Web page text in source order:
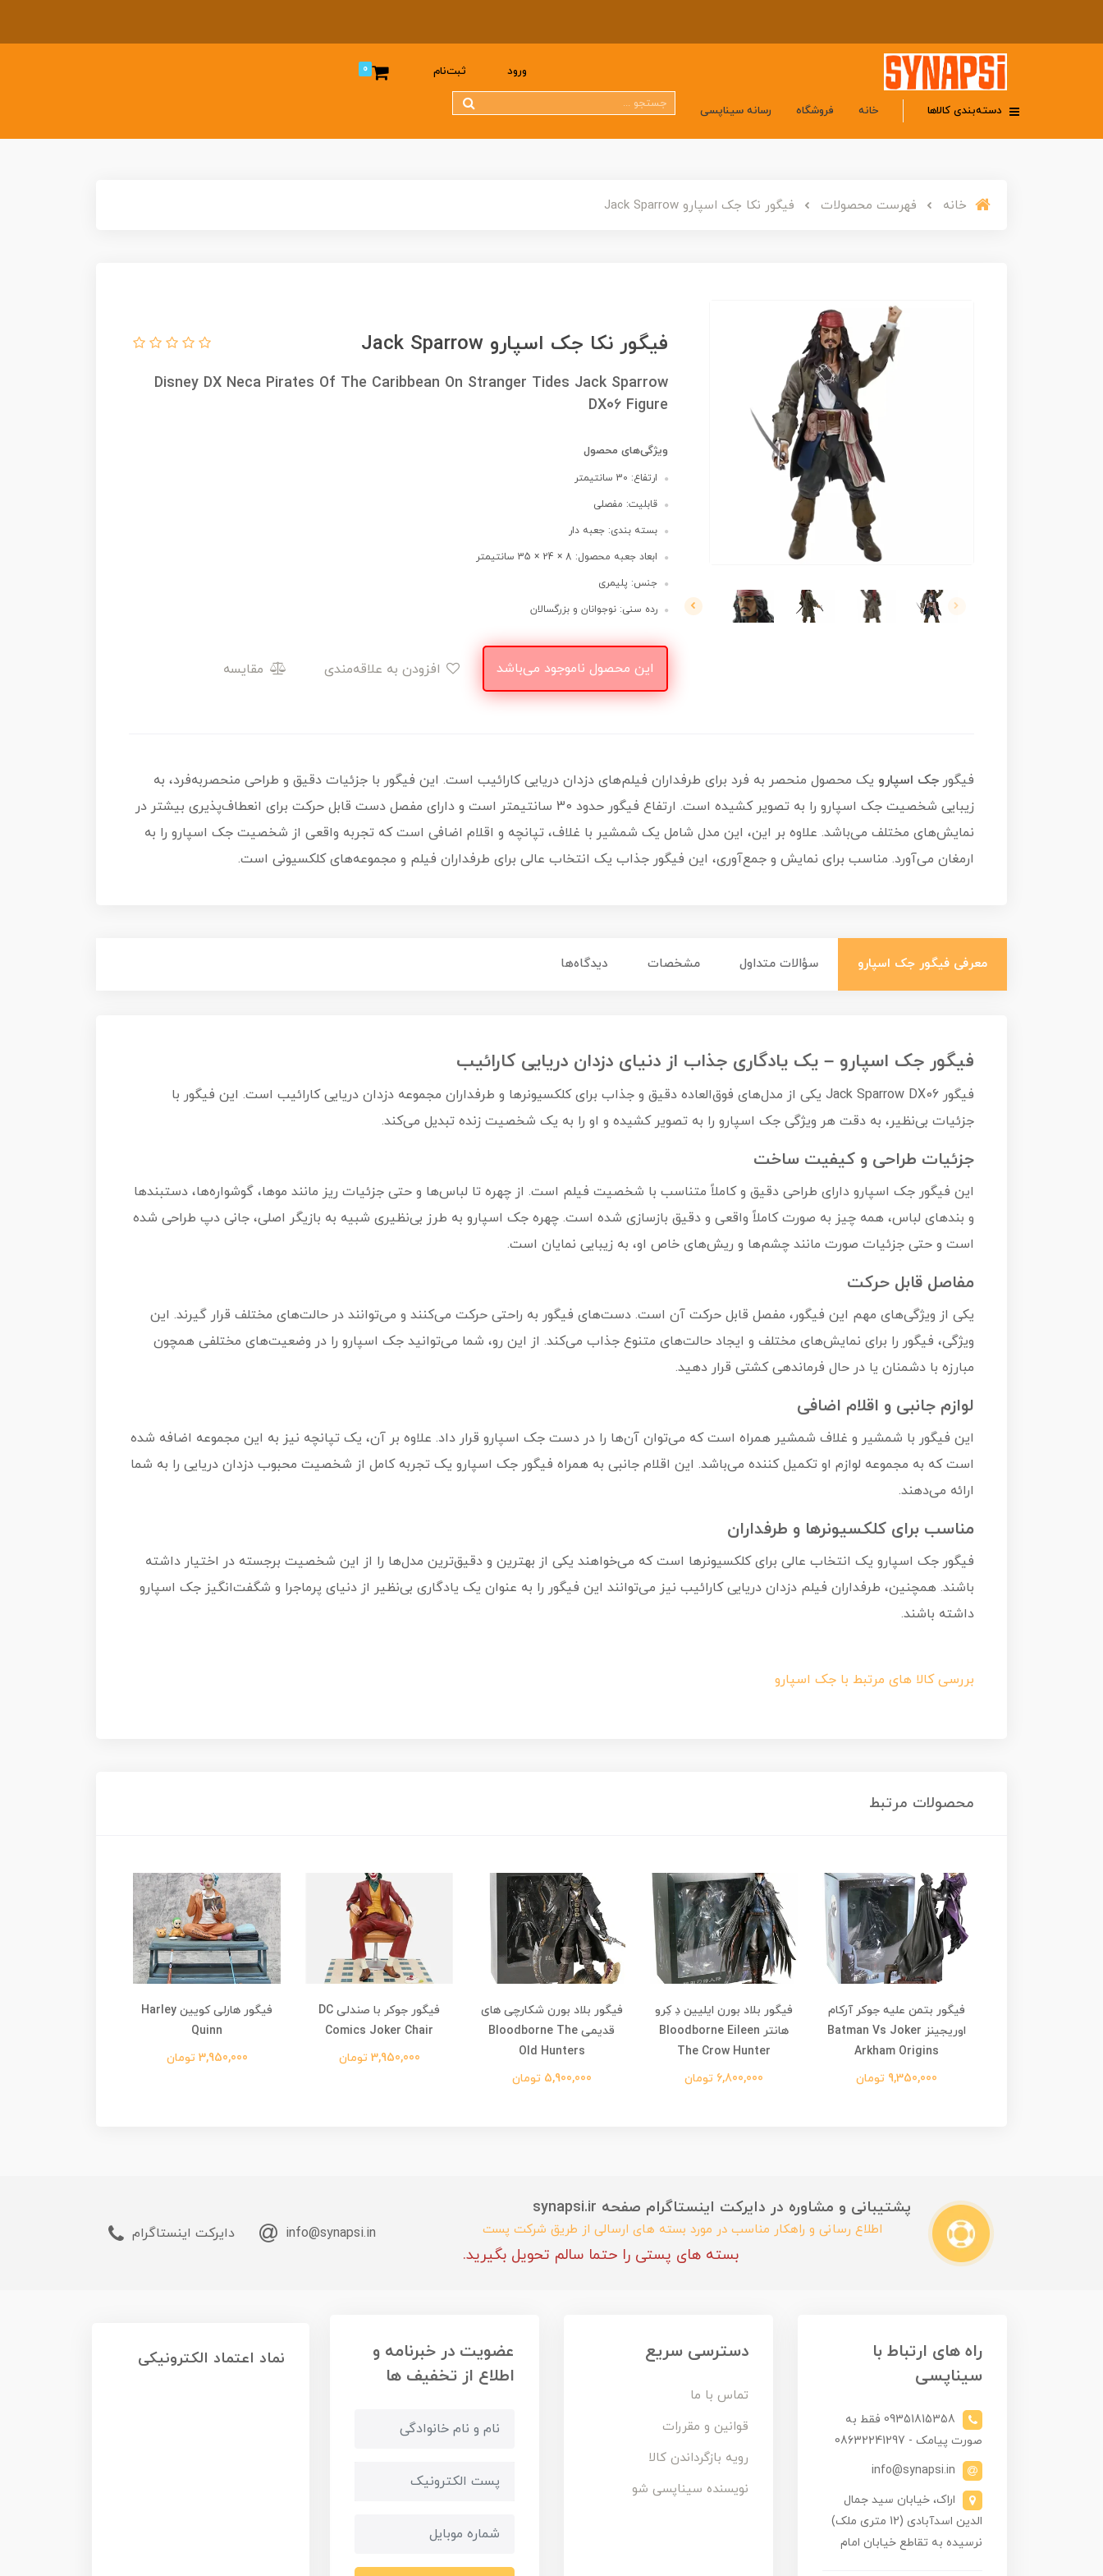
ورود ثبت‌نام 0
دسته‌بندی کالاها خانه فروشگاه رسانه سیناپسی
خانه فهرست محصولات فیگور نکا جک اسپارو Jack Sparrow
فیگور نکا جک اسپارو Jack Sparrow
Disney DX Neca Pirates Of The Caribbean On Stranger Tides Jack Sparrow
DX06 Figure
ویژگی‌های محصول
ارتفاع: 30 سانتیمتر
قابلیت: مفصلی
بسته بندی: جعبه دار
ابعاد جعبه محصول: 8 × 24 × 35 سانتیمتر
جنس: پلیمری
رده سنی: نوجوانان و بزرگسالان
این محصول ناموجود می‌باشد مقایسه
فیگور جک اسپارو یک محصول منحصر به فرد برای طرفداران فیلم‌های دزدان دریایی کارائیب است. این فیگور با جزئیات دقیق و طراحی منحصربه‌فرد، به
زیبایی شخصیت جک اسپارو را به تصویر کشیده است. ارتفاع فیگور حدود 30 سانتیمتر است و دارای مفصل دست قابل حرکت برای انعطاف‌پذیری بیشتر در
نمایش‌های مختلف می‌باشد. علاوه بر این، این مدل شامل یک شمشیر با غلاف، تپانچه و اقلام اضافی است که تجربه واقعی از شخصیت جک اسپارو را به
ارمغان می‌آورد. مناسب برای نمایش و جمع‌آوری، این فیگور جذاب یک انتخاب عالی برای طرفداران فیلم و مجموعه‌های کلکسیونی است.
معرفی فیگور جک اسپارو سؤالات متداول مشخصات دیدگاه‌ها
فیگور جک اسپارو – یک یادگاری جذاب از دنیای دزدان دریایی کارائیب
فیگور Jack Sparrow DX06 یکی از مدل‌های فوق‌العاده دقیق و جذاب برای کلکسیونرها و طرفداران مجموعه دزدان دریایی کارائیب است. این فیگور با
جزئیات بی‌نظیر، به دقت هر ویژگی جک اسپارو را به تصویر کشیده و او را به یک شخصیت زنده تبدیل می‌کند.
جزئیات طراحی و کیفیت ساخت
این فیگور جک اسپارو دارای طراحی دقیق و کاملاً متناسب با شخصیت فیلم است. از چهره تا لباس‌ها و حتی جزئیات ریز مانند موها، گوشواره‌ها، دستبندها
و بندهای لباس، همه چیز به صورت کاملاً واقعی و دقیق بازسازی شده است. چهره جک اسپارو به طرز بی‌نظیری شبیه به بازیگر اصلی، جانی دپ طراحی شده
است و حتی جزئیات صورت مانند چشم‌ها و ریش‌های خاص او، به زیبایی نمایان است.
مفاصل قابل حرکت
یکی از ویژگی‌های مهم این فیگور، مفصل قابل حرکت آن است. دست‌های فیگور به راحتی حرکت می‌کنند و می‌توانند در حالت‌های مختلف قرار گیرند. این
ویژگی، فیگور را برای نمایش‌های مختلف و ایجاد حالت‌های متنوع جذاب می‌کند. از این رو، شما می‌توانید جک اسپارو را در وضعیت‌های مختلفی همچون
مبارزه با دشمنان یا در حال فرماندهی کشتی قرار دهید.
لوازم جانبی و اقلام اضافی
این فیگور با شمشیر و غلاف شمشیر همراه است که می‌توان آن‌ها را در دست جک اسپارو قرار داد. علاوه بر آن، یک تپانچه نیز به این مجموعه اضافه شده
است که به مجموعه لوازم او تکمیل کننده می‌باشد. این اقلام جانبی به همراه فیگور جک اسپارو یک تجربه کامل از شخصیت محبوب دزدان دریایی را به شما
ارائه می‌دهند.
مناسب برای کلکسیونرها و طرفداران
فیگور جک اسپارو یک انتخاب عالی برای کلکسیونرها است که می‌خواهند یکی از بهترین و دقیق‌ترین مدل‌ها را از این شخصیت برجسته در اختیار داشته
باشند. همچنین، طرفداران فیلم دزدان دریایی کارائیب نیز می‌توانند این فیگور را به عنوان یک یادگاری بی‌نظیر از دنیای پرماجرا و شگفت‌انگیز جک اسپارو
داشته باشند.
بررسی کالا های مرتبط با جک اسپارو
محصولات مرتبط
فیگور بتمن علیه جوکر آرکام
اوریجینز Batman Vs Joker
Arkham Origins
9,350,000 تومان
فیگور بلاد بورن ایلیین دِ کِرو
هانتر Bloodborne Eileen
The Crow Hunter
6,800,000 تومان
فیگور بلاد بورن شکارچی های
قدیمی Bloodborne The
Old Hunters
5,900,000 تومان
فیگور جوکر با صندلی DC
Comics Joker Chair
3,950,000 تومان
فیگور هارلی کویین Harley
Quinn
3,950,000 تومان
پشتیبانی و مشاوره در دایرکت اینستاگرام صفحه synapsi.ir
اطلاع رسانی و راهکار مناسب در مورد بسته های ارسالی از طریق شرکت پست
بسته های پستی را حتما سالم تحویل بگیرید.
info@synapsi.in دایرکت اینستاگرام
راه های ارتباط با
سیناپسی
09351815358 فقط به
صورت پیامک - 08632241297
info@synapsi.in
اراک، خیابان سید جمال
الدین اسدآبادی (12 متری ملک)
نرسیده به تقاطع خیابان امام
دسترسی سریع
تماس با ما
قوانین و مقررات
رویه بازگرداندن کالا
نویسنده سیناپسی شو
عضویت در خبرنامه و
اطلاع از تخفیف ها
نماد اعتماد الکترونیکی